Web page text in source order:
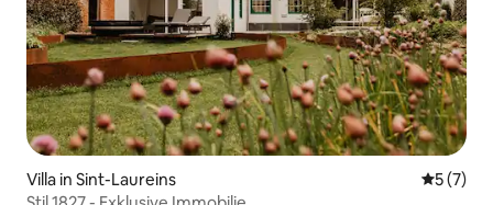
Villa in Sint-Laureins
5 (7)